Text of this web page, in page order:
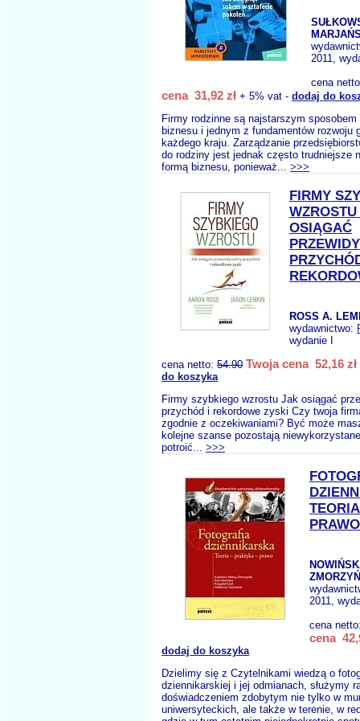
2011,
cena
cena 31,92 zł + 5% vat - dodaj do
Firmy rodzinne są najstarszym sposobem
biznesu i jednym z fundamentów rozwoju
każdego kraju. Zarządzanie
do rodziny jest jednak często trudniejsze
formą biznesu, ponieważ... >>>
FIRMY
OSIĄGAĆ
ROSS A.
wydawnictwo:
wydanie I
cena netto: 54.90 Twoja cena 52,16 zł
do koszyka
Firmy szybkiego wzrostu Jak osiągać
przychód i rekordowe zyski Czy twoja
zgodnie z oczekiwaniami? Być może
kolejne szanse pozostają
potroić... >>>
PRAWO
2011,
cena
cena
dodaj do koszyka
Dzielimy się z Czytelnikami wiedzą o
dziennikarskiej i jej odmianach, służymy
doświadczeniem zdobytym nie tylko w
uniwersyteckich, ale także w terenie, w